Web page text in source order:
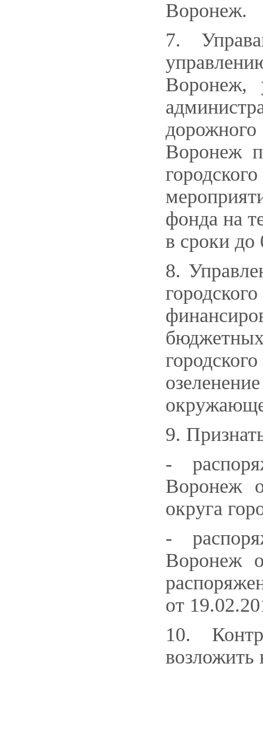
Воронеж.
7.
Воронеж,
Воронеж
фонда на
в сроки до
8.
9.
-
Воронеж
округа
-
Воронеж
от
10.
возложить